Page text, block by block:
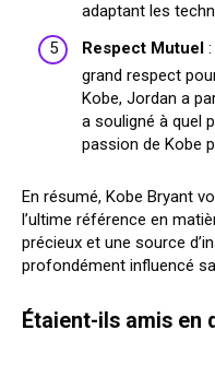
adaptant les
Respect Mutuel
grand respect
Kobe, Jordan a
a souligné à quel
passion de Kobe
En résumé, Kobe Bryant
l’ultime référence en
précieux et une source
profondément influencé
Étaient-ils amis en